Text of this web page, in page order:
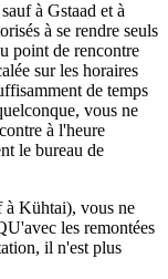
à Gstaad et à
à se rendre seuls
point de rencontre
sur les horaires
de temps
vous ne
à l'heure
le bureau de
à Kühtai), vous ne
les remontées
il n'est plus